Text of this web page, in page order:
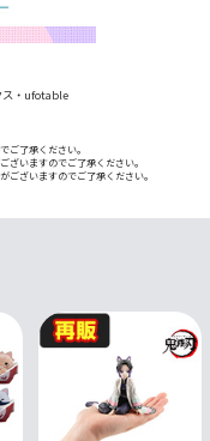
ス・ufotable
ご了承ください。
いますのでご了承ください。
ざいますのでご了承ください。